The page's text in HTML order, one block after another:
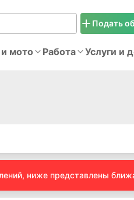
Подать
мото Работа Услуги и
ниже представлены